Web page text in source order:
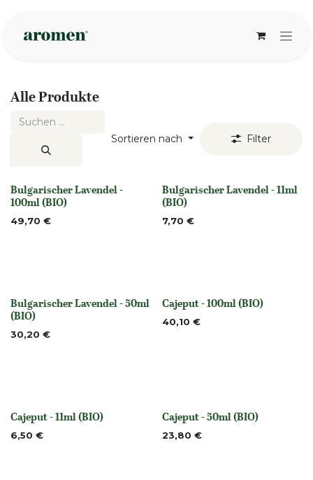
Alle Produkte
Sortieren nach Filter
None
Bulgarischer Lavendel -
100ml (BIO)
49,70 €
None
Bulgarischer Lavendel - 11ml
(BIO)
7,70 €
None
Bulgarischer Lavendel - 50ml
(BIO)
30,20 €
None
Cajeput - 100ml (BIO)
40,10 €
None
Cajeput - 11ml (BIO)
6,50 € None
Cajeput - 50ml (BIO)
23,80 €